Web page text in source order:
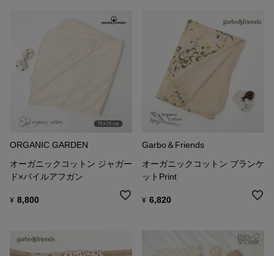
ORGANIC GARDEN
オーガニックコットン ジャガー
ド×パイルアフガン
¥ 8,800
Garbo＆Friends
オーガニックコットン ブランケ
ットPrint
¥ 6,820